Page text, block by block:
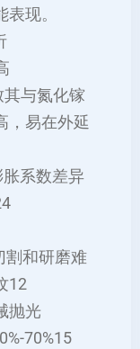
现。
与氮化镓
，易在外延
系数差异
割和研磨难
‌12
抛光
70%‌15